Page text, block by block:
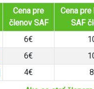
Cena pre
členov SAF
Cena
SAF
6€
6€
4€